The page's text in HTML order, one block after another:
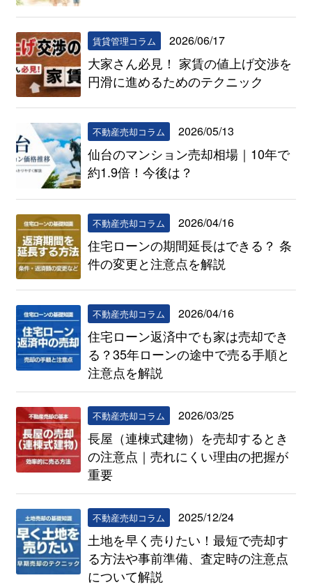
賃貸管理コラム 2026/06/17
大家さん必見！ 家賃の値上げ交渉を
円滑に進めるためのテクニック
不動産売却コラム 2026/05/13
仙台のマンション売却相場｜10年で
約1.9倍！今後は？
不動産売却コラム 2026/04/16
住宅ローンの期間延長はできる？ 条
件の変更と注意点を解説
不動産売却コラム 2026/04/16
住宅ローン返済中でも家は売却でき
る？35年ローンの途中で売る手順と
注意点を解説
不動産売却コラム 2026/03/25
長屋（連棟式建物）を売却するとき
の注意点｜売れにくい理由の把握が
重要
不動産売却コラム 2025/12/24
土地を早く売りたい！最短で売却す
る方法や事前準備、査定時の注意点
について解説